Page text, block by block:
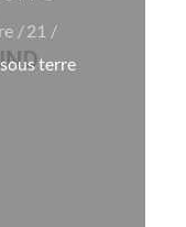
21
terre